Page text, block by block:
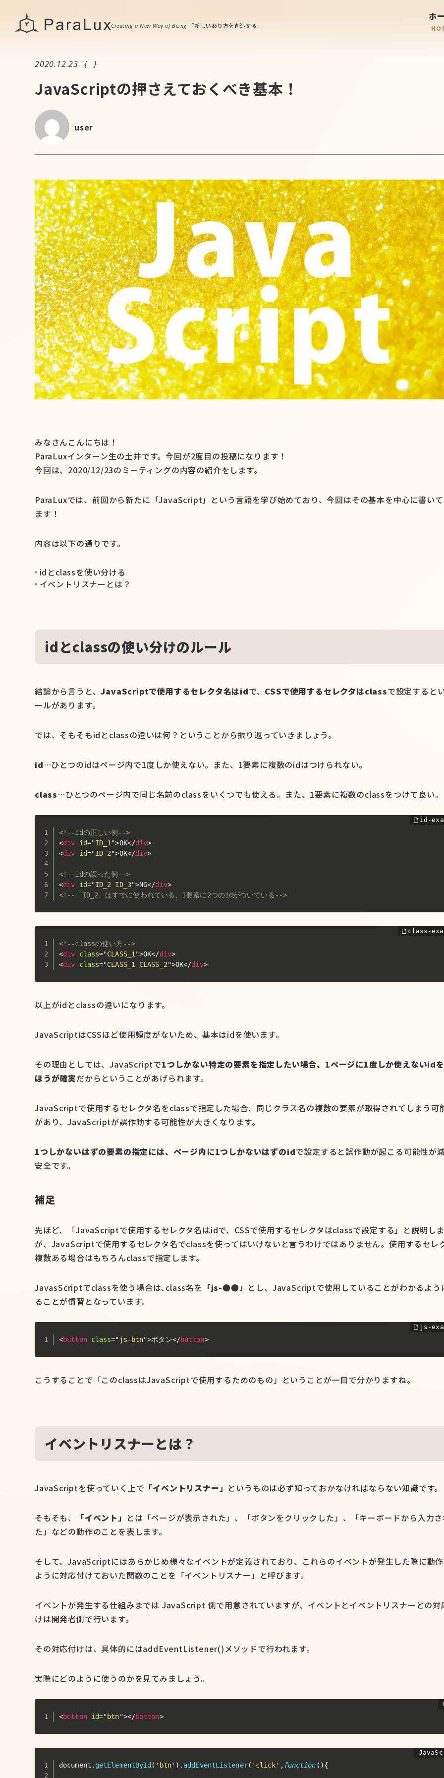
Creating a New Way of Being 「新 しいあり方を創造する」
ホ
2020.12.23
JavaScriptの押さえておくべき基本！
user
みなさんこんにちは！
ParaLuxインターン生の土井です。今回が2度目の投稿になります！
今回は、2020/12/23のミーティングの内容の紹介をします。
ParaLuxでは、前回から新たに「JavaScript」という言語を学び始めており、今回はその基本を中心に書い
ます！
内容は以下の通りです。
idとclassを使い分ける
イベントリスナーとは？
idとclassの使い分けのルール
結論から言うと、JavaScriptで使用するセレクタ名はidで、 CSSで使用するセレクタはclassで設定すると
ールがあります。
では、そもそもidとclassの違いは何？ということから振り返っていきましょう。
id…ひとつのidはページ内で1度しか使えない。また、1要素に複数のidはつけられない。
class…ひとつのページ内で同じ名前のclassをいくつでも使える。また、1要素に複数のclassをつけて良い。
<!--idの正しい例-->
<div id="ID_1 ">OK</div>
<div id="ID_2">OK</div>
<!--idの誤った例-->
<div id="ID_2 ID_3">NG</div>
<!--「ID_2」はすでに使われている、1要素に2つのidがついている-->
<!--classの使い方-->
<div class="CLASS_1 ">OK</div>
<div class="CLASS_1 CLASS_2">OK</div>
以上がidとclassの違いになります。
JavaScriptはCSSほど使用頻度がないため、基本はidを使います。
その理由としては、JavaScriptで1つしかない特定の要素を指定したい場合、1ページに1度しか使えないid
ほうが確実だからということがあげられます。
JavaScriptで使用するセレクタ名をclassで指定した場合、同じクラス名の複数の要素が取得されてしまう可
があり、JavaScriptが誤作動する可能性が大きくなります。
1つしかないはずの要素の指定には、ページ内に1つしかないはずのidで設定すると誤作動が起こる可能性が
安全です。
補足
先ほど、「JavaScriptで使用するセレクタ名はidで、CSSで使用するセレクタはclassで設定する」と説明し
が、JavaScriptで使用するセレクタ名でclassを使ってはいけないと言うわけではありません。使用するセレ
複数ある場合はもちろんclassで指定します。
JavasScriptでclassを使う場合は､class名を 「js-●●」 とし、JavaScriptで使用していることがわかるよう
ることが慣習となっています。
<button class=" js-btn">ボタン</button>
こうすることで「このclassはJavaScriptで使用するためのもの」ということが一目で分かりますね。
イベントリスナーとは？
JavaScriptを使っていく上で 「イベントリスナー」 というものは必ず知っておかなければならない知識です。
そもそも、 「イベント」 とは「ページが表示された」、「ボタンをクリックした」、「キーボードから入力
た」などの動作のことを表します。
そして、JavaScriptにはあらかじめ様々なイベントが定義されており、これらのイベントが発生した際に動
ように対応付けておいた関数のことを「イベントリスナー」と呼びます。
イベントが発生する仕組みまでは JavaScript 側で用意されていますが、イベントとイベントリスナーとの対
けは開発者側で行います。
その対応付けは、具体的にはaddEventListener()メソッドで行われます。
実際にどのように使うのかを見てみましょう。
<botton id="btn"></botton>
document . getElementById( 'btn' ) . addEventListener( 'click' , function ( ){